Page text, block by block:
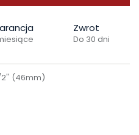
Zwrot
Do 30 dni
2'' (46mm)